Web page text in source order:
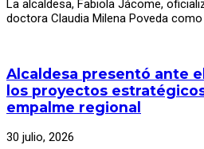
La alcaldesa, Fabiola Jácome,
doctora Claudia Milena Poveda
Alcaldesa presentó ante
los proyectos
empalme regional
30 julio, 2026